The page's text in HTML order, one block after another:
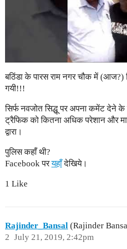
बठिंडा के पारस राम नगर चौक में (आज?)
गयी!!!
सिर्फ नवजोत सिद्धू पर अपना कमेंट देने
ट्रैफिक को कितना अधिक परेशान और
द्वारा।
पुलिस कहाँ थी?
Facebook परयहाँदेखिये।
1 Like
Rajinder_Bansal (Rajinder
July 21, 2019, 2:42pm
2